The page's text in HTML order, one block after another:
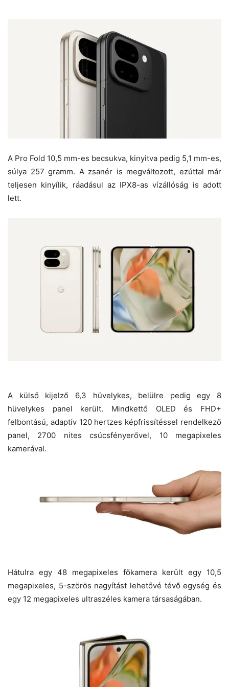
A Pro Fold 10,5 mm-es becsukva, kinyitva pedig 5,1 mm-es,
súlya 257 gramm. A zsanér is megváltozott, ezúttal már
teljesen kinyílik, ráadásul az IPX8-as vízállóság is adott
lett.
A külső kijelző 6,3 hüvelykes, belülre pedig egy 8
hüvelykes panel került. Mindkettő OLED és FHD+
felbontású, adaptív 120 hertzes képfrissítéssel rendelkező
panel, 2700 nites csúcsfényerővel, 10 megapixeles
kamerával.
Hátulra egy 48 megapixeles főkamera került egy 10,5
megapixeles, 5-szörös nagyítást lehetővé tévő egység és
egy 12 megapixeles ultraszéles kamera társaságában.